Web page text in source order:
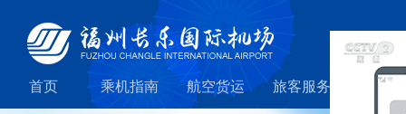
首页 乘机指南 航空货运 旅客服务 机场